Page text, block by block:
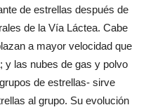
de estrellas después de
de la Vía Láctea. Cabe
a mayor velocidad que
y las nubes de gas y polvo
de estrellas- sirve
al grupo. Su evolución